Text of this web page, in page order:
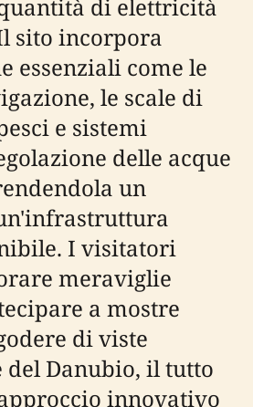
di elettricità
sito incorpora
essenziali come le
le scale di
e sistemi
delle acque
un
I visitatori
meraviglie
a mostre
di viste
Danubio, il tutto
innovativo